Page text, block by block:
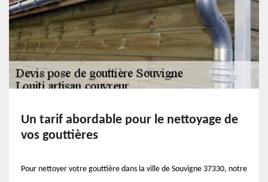
Un tarif abordable pour le nettoyage de
vos gouttières
Pour nettoyer votre gouttière dans la ville de Souvigne 37330, notre